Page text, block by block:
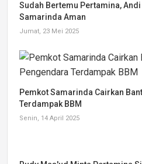
Sudah Bertemu Pertamina,
Samarinda Aman
Jumat, 23 Mei 2025
Pemkot Samarinda Cairkan
Terdampak BBM
Senin, 14 April 2025